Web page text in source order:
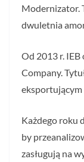
Modernizator.
dwuletnia
Od 2013 r.
Company.
eksportującym
Każdego roku
by
zasługują na